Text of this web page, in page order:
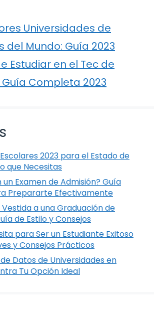
Universidades de
del Mundo: Guía 2023
Estudiar en el Tec de
Completa 2023
2023 para el Estado de
que Necesitas
un Examen de Admisión? Guía
Prepararte Efectivamente
a una Graduación de
de Estilo y Consejos
para Ser un Estudiante Exitoso
y Consejos Prácticos
Datos de Universidades en
Tu Opción Ideal